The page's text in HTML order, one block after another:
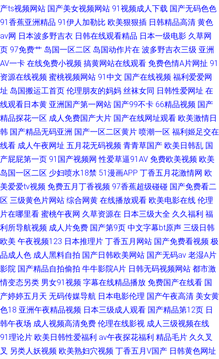
产ts视频网站 国产美女视频网站 91视频成人下载 国产无码色色
91香蕉亚洲精品 91伊人加勒比 欧美狠狠插 日韩精品高清 黄色
av网 日本波多野吉衣 日韩在线观看精品 日本一级电影 久草网
页 97免费艹 岛国一区二区 岛国动作片在 波多野吉衣三级 亚洲
AV一卡 在线免费小视频 搞黄网站在线观看 免费色情A片网扯 91
资源在线视频 蜜桃视频网站 91中文 国产在线视频 福利爱爱网
址 岛国搬运工首页 伦理朋友的妈妈 丝袜女同 日韩性爱网址 在
线观看日本黄 亚洲国产第一网站 国产99不卡 66精品视频 国产
精品探花一区 成人免费国产大片 国产在线网址观看 欧美激情日
韩 国产精品无码亚洲 国产一区二区黄片 喷潮一区 福利姬足交在
线看 成人午夜网址 五月花无码视频 青青草国产 欧美日韩乱 国
产屁屁第一页 91国产视频网 性爱草逼91AV 免费欧美视频 欧美
岛国一区二区 少妇喷水18禁 51漫画APP 丁香五月花激情网 欧
美爱爱tv视频 免费五月丁香视频 97香蕉超级碰碰 国产免费看二
区 三级黄色片网站 综合网黄 在线播放观看 欧美电影在线 伦理
片在哪里看 蜜桃午夜网 久草资源在 日本三级大全 久久福利 福
利所导航视频 成人片免费 国产第9页 中文字幕bt原声 三级日韩
欧美 午夜视频123 日本推理片 丁香五月网站 国产免费看视频 极
品成人色 成人黑料自拍 国产日韩欧美网站 国产无码av 老湿A片
影院 国产精品自拍偷拍 牛牛影院A片 日韩无码视频网站 都市激
情变态另类 男女91视频 字幕在线精品播放 免费国产在线看 国
产婷婷五月天 无码传媒导航 日本电影伦理 国产午夜高清 美女黄
色18 亚洲午夜精品视频 日本三级成人观看 国产精品第12页 日
韩午夜场 成人视频高清免费 伦理在线影视 成人三级视频在线
91理论片 欧美日韩性爱福利 av午夜探花福利 精品毛片 久久叉
叉 另类人妖视频 欧美熟妇穴视频 丁香五月V国产 日韩黄色网址